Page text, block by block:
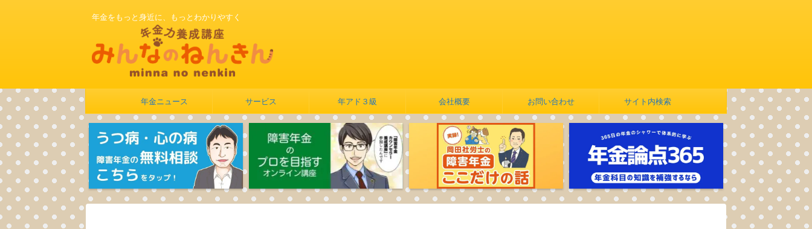
年金をもっと身近に、もっとわかりやすく
年金ニュース サービス 年アド３級 会社概要 お問い合わせ サイト内検索